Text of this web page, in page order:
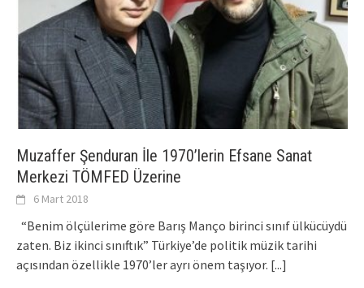
Muzaffer Şenduran İle 1970’lerin Efsane Sanat
Merkezi TÖMFED Üzerine
6 Mart 2018
“Benim ölçülerime göre Barış Manço birinci sınıf ülkücüydü
zaten. Biz ikinci sınıftık” Türkiye’de politik müzik tarihi
açısından özellikle 1970’ler ayrı önem taşıyor. [...]